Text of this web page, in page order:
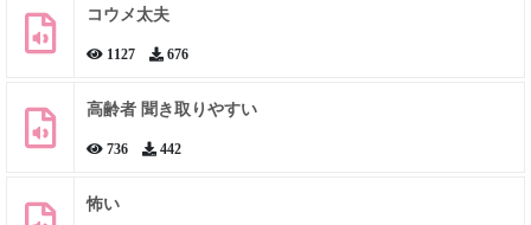
コウメ太夫
1127 676
高齢者 聞き取りやすい
736 442
怖い